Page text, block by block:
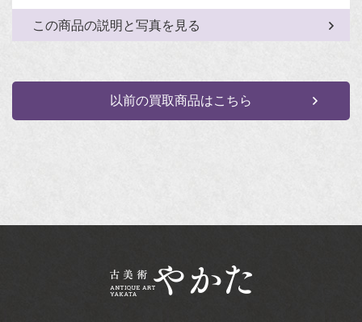
この商品の説明と写真を見る
以前の買取商品はこちら